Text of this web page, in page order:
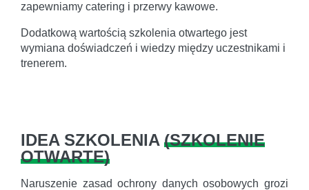
zapewniamy catering i przerwy kawowe.
Dodatkową wartością szkolenia otwartego jest
wymiana doświadczeń i wiedzy między uczestnikami i
trenerem.
IDEA SZKOLENIA (SZKOLENIE
OTWARTE)
Naruszenie zasad ochrony danych osobowych grozi